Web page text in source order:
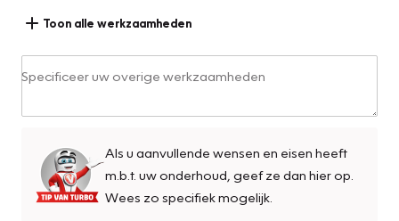
Toon alle werkzaamheden
Specificeer uw overige werkzaamheden
Als u aanvullende wensen en eisen heeft
m.b.t. uw onderhoud, geef ze dan hier op.
Wees zo specifiek mogelijk.